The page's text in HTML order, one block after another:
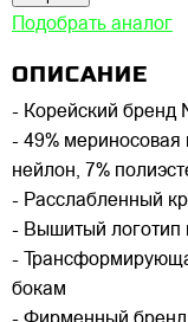
Подобрать аналог
ОПИСАНИЕ
- Корейский бренд
- 49% мериносовая
нейлон, 7%
- Расслабленный
- Вышитый логотип
-
бокам